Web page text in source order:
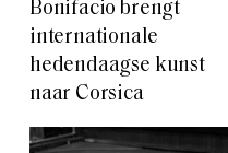
Bonifacio brengt
internationale
hedendaagse kunst
naar Corsica